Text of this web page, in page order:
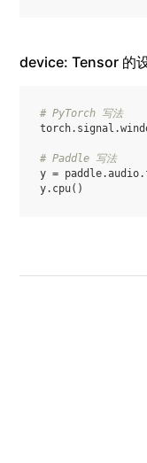
device: Tensor 的
# PyTorch 写法
torch. signal .
# Paddle 写法
y = paddle.audio.
y. cpu()